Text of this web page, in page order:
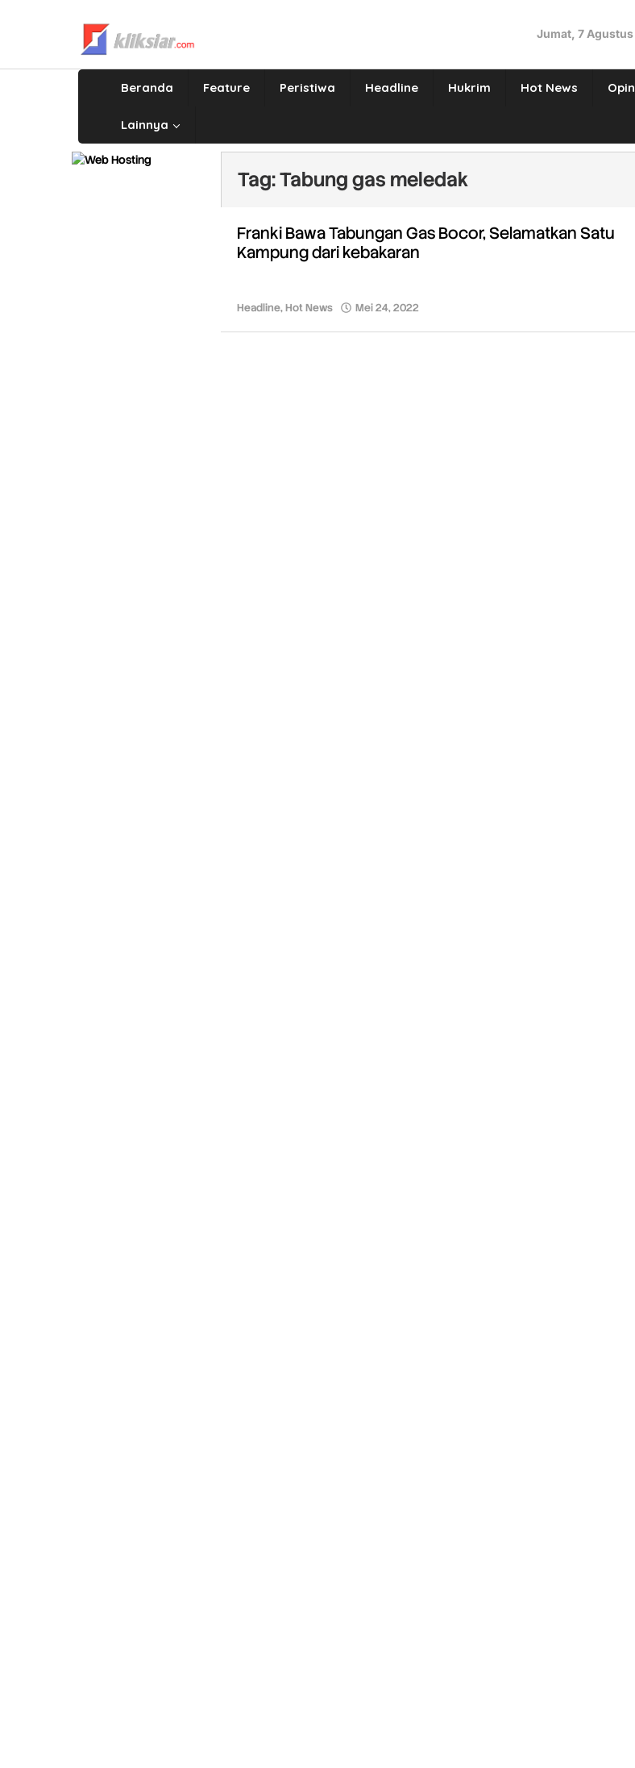
Jumat, 7
Beranda Feature Peristiwa Headline Hukrim Hot News
Lainnya
Tag:Tabung gas meledak
Franki Bawa Tabungan Gas Bocor, Selamatkan Satu
Kampung dari kebakaran
Headline,Hot News Mei 24, 2022